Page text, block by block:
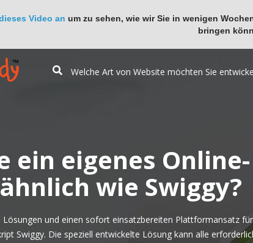
Video an um zu sehen, wie wir Sie in wenigen
bringen
ein eigenes Online-
wie Swiggy?
und einen sofort einsatzbereiten Plattformansatz
Swiggy. Die speziell entwickelte Lösung kann alle